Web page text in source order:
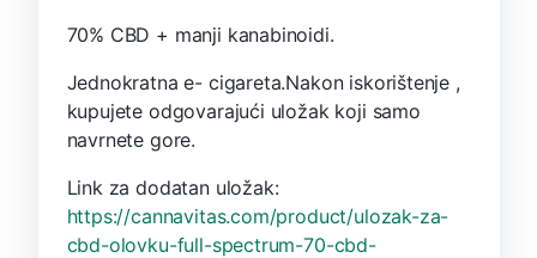
70% CBD + manji kanabinoidi.
Jednokratna e- cigareta.Nakon iskorištenje ,
kupujete odgovarajući uložak koji samo
navrnete gore.
Link za dodatan uložak:
https://cannavitas.com/product/ulozak-za-
cbd-olovku-full-spectrum-70-cbd-